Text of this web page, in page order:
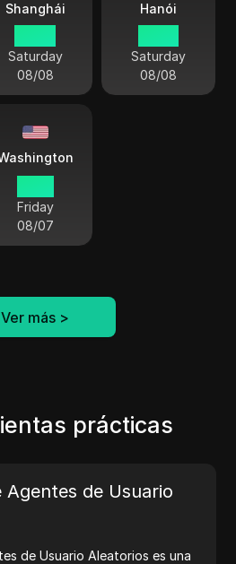
Shanghái
Saturday
08/08
Hanói
Saturday
08/08
Friday
08/07
Ver más >
prácticas
Agentes de Usuario
de Usuario Aleatorios es una